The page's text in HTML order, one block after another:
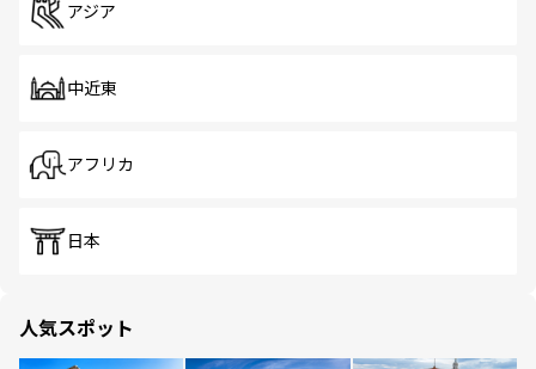
アジア
中近東
アフリカ
日本
人気スポット